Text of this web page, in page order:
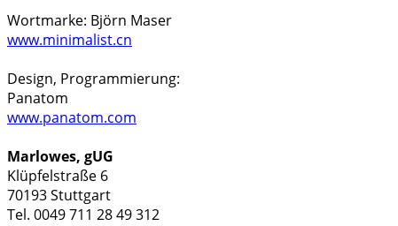
Wortmarke: Björn Maser
www.minimalist.cn
Design, Programmierung:
Panatom
www.panatom.com
Marlowes, gUG
Klüpfelstraße 6
70193 Stuttgart
Tel. 0049 711 28 49 312